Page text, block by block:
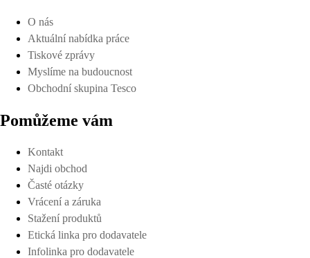
O nás
Aktuální nabídka práce
Tiskové zprávy
Myslíme na budoucnost
Obchodní skupina Tesco
Pomůžeme vám
Kontakt
Najdi obchod
Časté otázky
Vrácení a záruka
Stažení produktů
Etická linka pro dodavatele
Infolinka pro dodavatele